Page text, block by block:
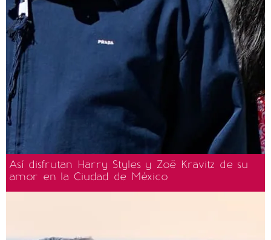
Así disfrutan Harry Styles y Zoë Kravitz de su
amor en la Ciudad de México